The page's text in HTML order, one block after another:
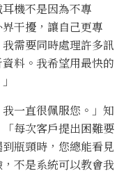
機不是因為不專
干擾，讓自己更專
需要同時處理許多訊
料。我希望用最快的
一直很佩服您。」知
每次客戶提出困難要
瓶頸時，您總能看見
不是系統可以教會我